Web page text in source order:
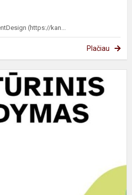
(https://kan...
Plačiau